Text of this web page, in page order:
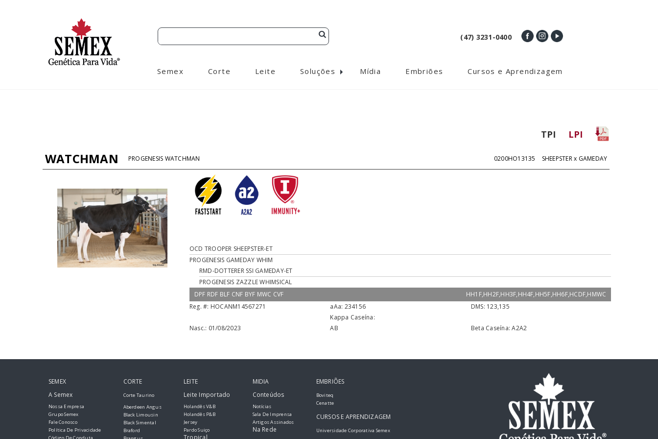
(47) 3231-0400
Semex Corte Leite Soluções Mídia Embriões Cursos e Aprendizagem
TPI LPI
WATCHMAN PROGENESIS WATCHMAN 0200HO13135 SHEEPSTER x GAMEDAY
OCD TROOPER SHEEPSTER-ET
PROGENESIS GAMEDAY WHIM
RMD-DOTTERER SSI GAMEDAY-ET
PROGENESIS ZAZZLE WHIMSICAL
DPF RDF BLF CNF BYF MWC CVF
HH1F,HH2F,HH3F,HH4F,HH5F,HH6F,HCDF,HMWC
Reg. #: HOCANM14567271 aAa: 234156 DMS: 123,135
Nasc.: 01/08/2023
Kappa Caseína:
AB
Beta Caseína:A2A2
SEMEX
A Semex
Nossa Empresa
Grupo Semex
Fale Conosco
Política De Privacidade
CORTE
Corte Taurino
Aberdeen Angus
Black Limousin
Black Simental
Braford
LEITE
Leite Importado
Holandês V&B
Holandês P&B
Jersey
Pardo Suiço
MIDIA
Conteúdos
Notícias
Sala De Imprensa
Artigos Assinados
Na Rede
EMBRIÕES
Boviteq
Cenatte
CURSOS E APRENDIZAGEM
Universidade Corporativa Semex